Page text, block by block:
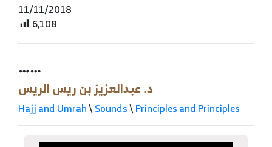
11/11/2018
6,108
……
د. عبدالعزيز بن ريس الريس
Hajj and Umrah\Sounds\Principles and Principles